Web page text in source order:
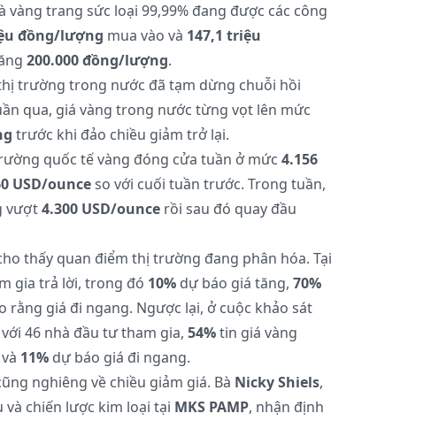
trang sức loại 99,99% đang được các công
đồng/lượng mua vào và 147,1 triệu
200.000 đồng/lượng.
trường trong nước đã tạm dừng chuỗi hồi
qua, giá vàng trong nước từng vọt lên mức
trước khi đảo chiều giảm trở lại.
quốc tế vàng đóng cửa tuần ở mức 4.156
USD/ounceso với cuối tuần trước. Trong tuần,
vượt4.300 USD/ouncerồi sau đó quay đầu
thấy quan điểm thị trường đang phân hóa. Tại
gia trả lời, trong đó 10%dự báo giá tăng, 70%
rằng giá đi ngang. Ngược lại, ở cuộc khảo sát
46 nhà đầu tư tham gia, 54%tin giá vàng
11%dự báo giá đi ngang.
nghiêng về chiều giảm giá. Bà Nicky Shiels,
chiến lược kim loại tại MKS PAMP, nhận định